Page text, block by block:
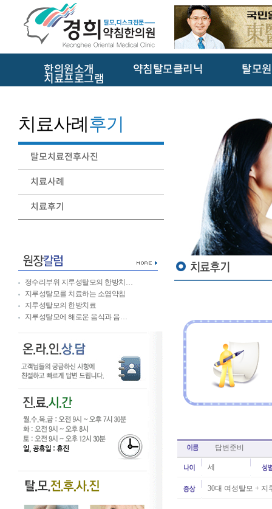
한의원소개 약침탈모클리닉 탈모
치료프로그램
치료사례후기
탈모치료전후사진
치료사례
치료후기
정수리부위 지루성탈모의 한방치…
지루성탈모를 치료하는 소염약침
지루성탈모의 한방치료
지루성탈모에 해로운 음식과 음…
답변준비
세
30대 여성탈모 + 지